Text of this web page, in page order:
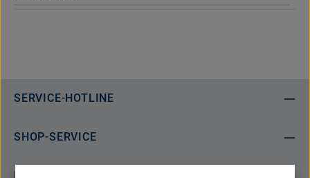
SERVICE-HOTLINE
SHOP-SERVICE